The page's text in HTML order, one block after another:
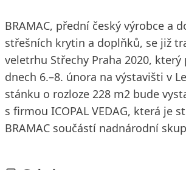
BRAMAC, přední český výrobce a
střešních krytin a doplňků, se již
veletrhu Střechy Praha 2020, který
dnech 6.–8. února na výstavišti v
stánku o rozloze 228 m2 bude
s firmou ICOPAL VEDAG, která je
BRAMAC součástí nadnárodní